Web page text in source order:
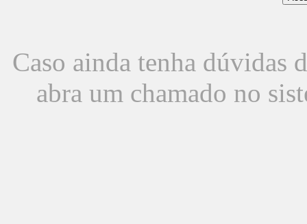
Caso ainda tenha dúvidas
abra um chamado no